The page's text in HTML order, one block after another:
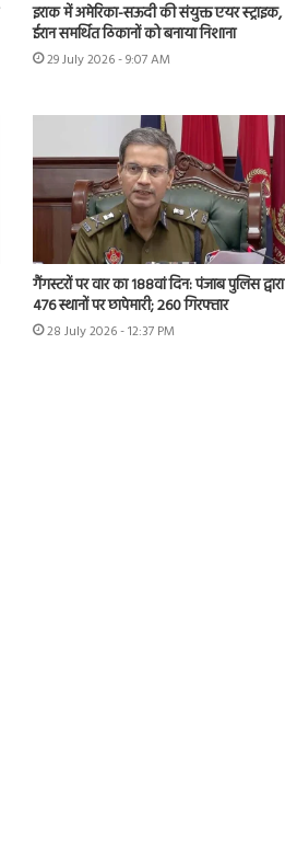
इराक में अमेरिका-सऊदी की संयुक्त एयर स्ट्राइक,
ईरान समर्थित ठिकानों को बनाया निशाना
29 July 2026 - 9:07 AM
गैंगस्टरों पर वार का 188वां दिन: पंजाब पुलिस द्वारा
476 स्थानों पर छापेमारी; 260 गिरफ्तार
28 July 2026 - 12:37 PM